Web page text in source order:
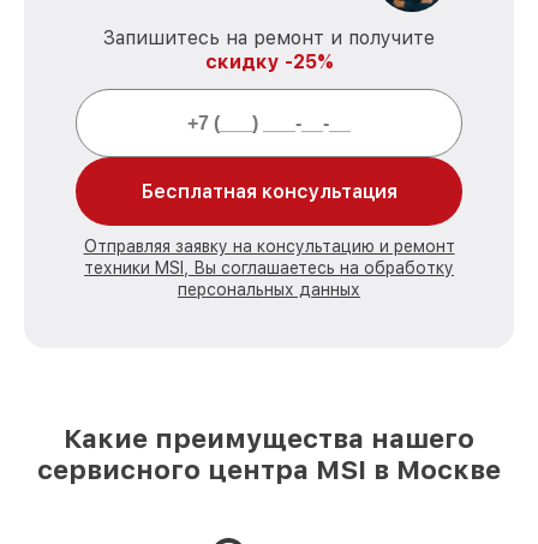
Запишитесь на ремонт и получите
скидку -25%
Бесплатная консультация
Отправляя заявку на консультацию и ремонт
техники MSI, Вы соглашаетесь на обработку
персональных данных
Какие преимущества нашего
сервисного центра MSI в Москве